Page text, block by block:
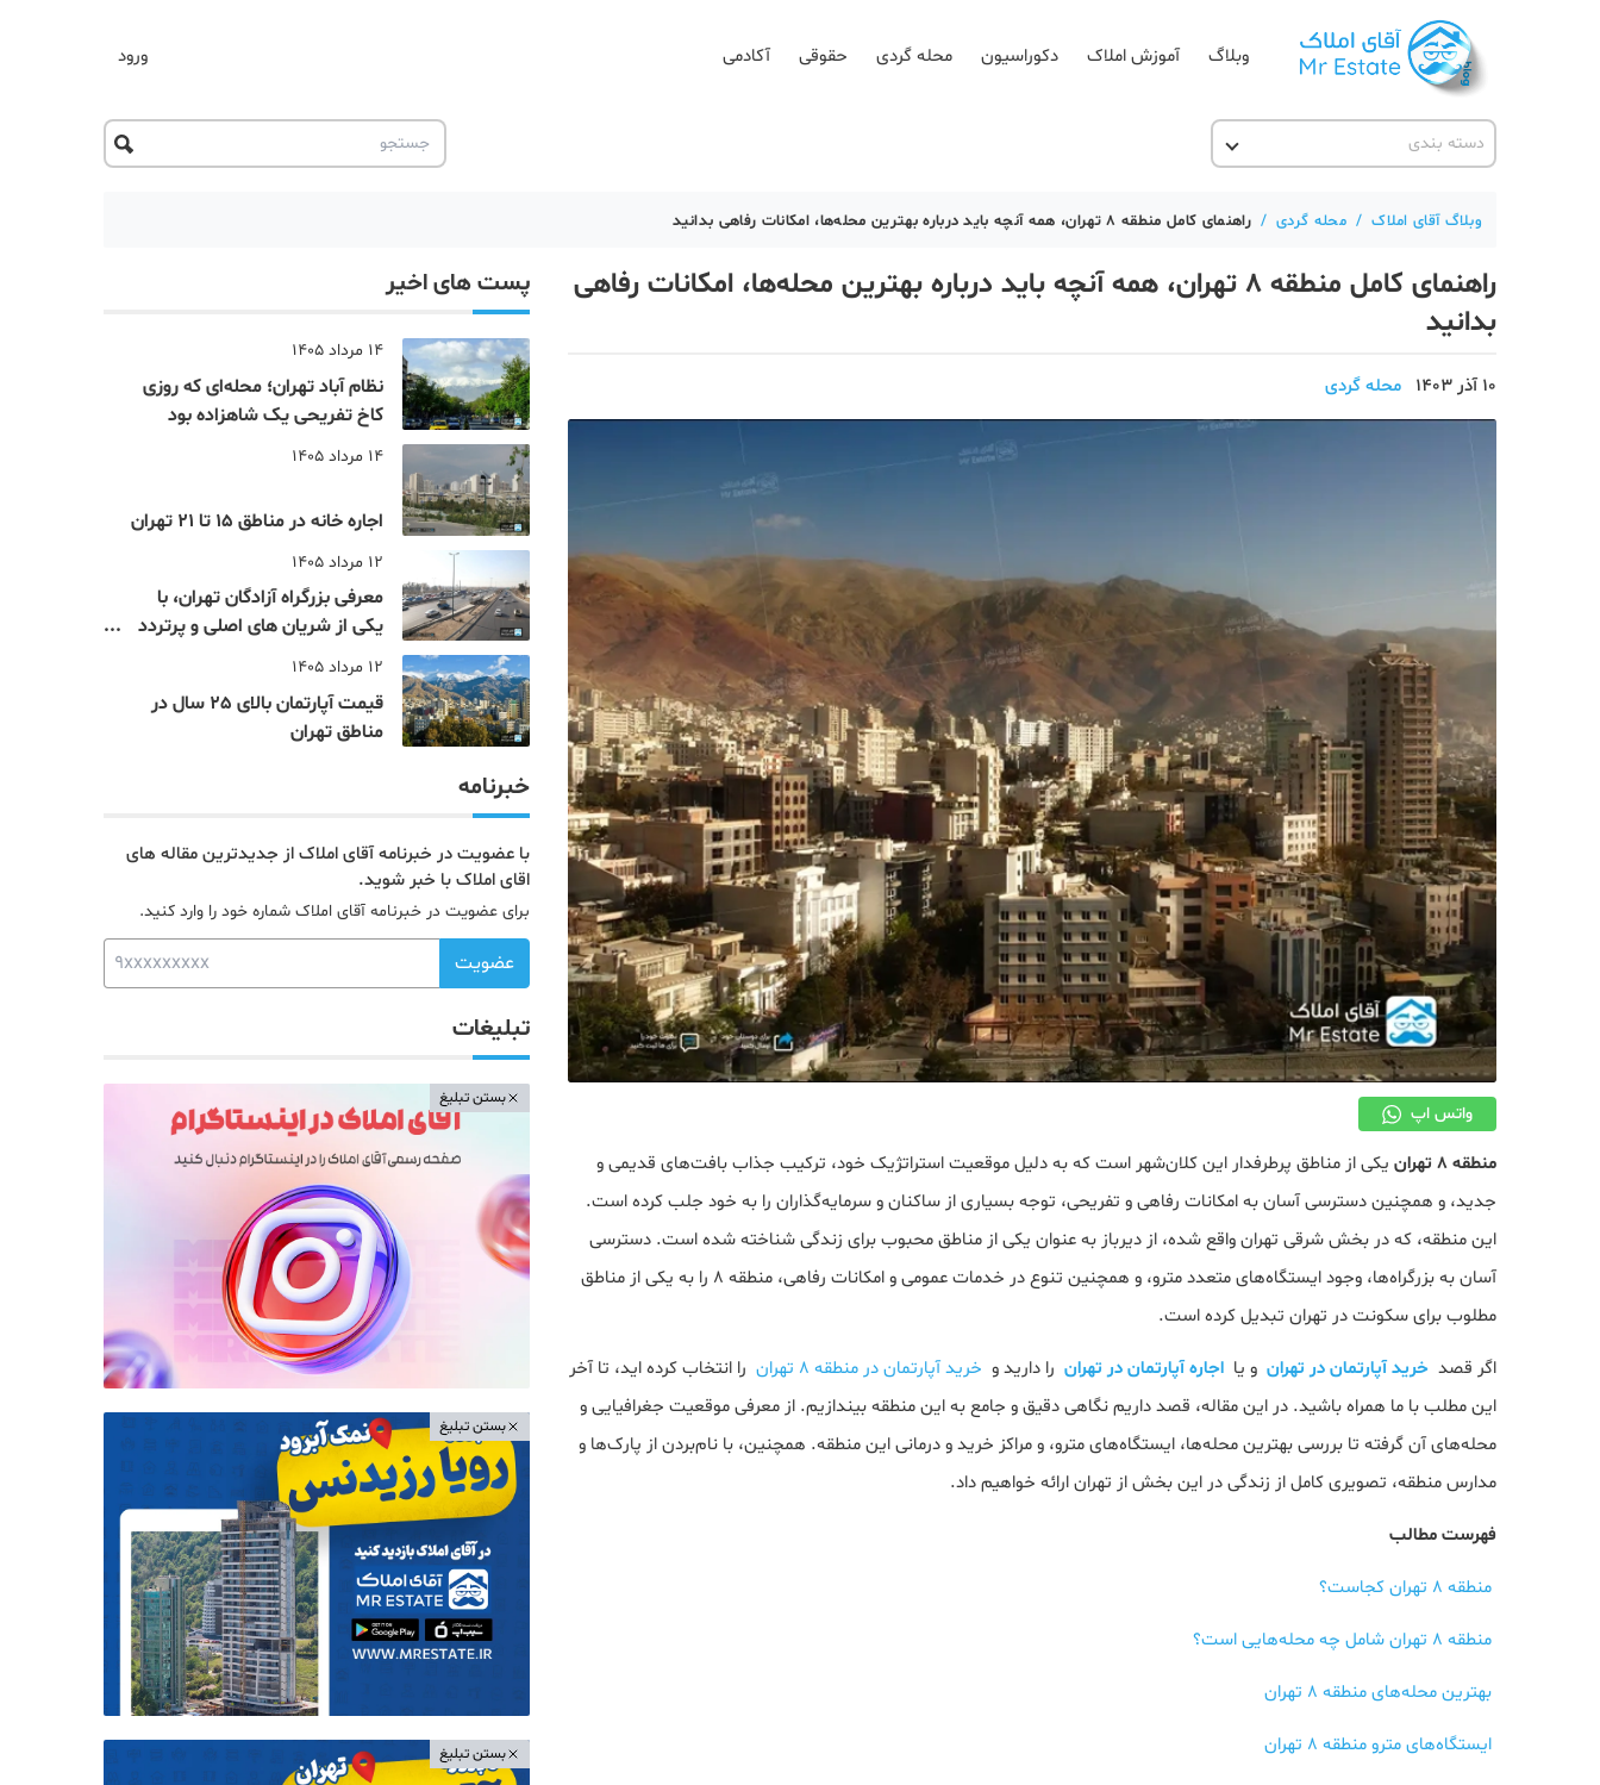
وبلاگ آموزش املاک دکوراسیون محله گردی حقوقی آکادمی ورود
دسته بندی
آقای مشاور املاک
آموزش پلتفرم آقای املاک
اخبار مسکن
تحلیل مسکن
محله گردی
ملکی
همایش و نمایشگاه
وبلاگ آقای املاک / محله گردی / راهنمای کامل منطقه 8 تهران، همه آنچه باید درباره بهترین محله‌ها، امکانات رفاهی بدانید
راهنمای کامل منطقه 8 تهران، همه آنچه باید درباره بهترین محله‌ها، امکانات رفاهی
بدانید
10 آذر 1403 محله گردی
واتس اپ
منطقه 8 تهران
یکی از مناطق پرطرفدار این کلان‌شهر است که به دلیل موقعیت استراتژیک خود، ترکیب جذاب بافت‌های قدیمی و
جدید، و همچنین دسترسی آسان به امکانات رفاهی و تفریحی، توجه بسیاری از ساکنان و سرمایه‌گذاران را به خود جلب کرده است.
این منطقه، که در بخش شرقی تهران واقع شده، از دیرباز به عنوان یکی از مناطق محبوب برای زندگی شناخته شده است. دسترسی
آسان به بزرگراه‌ها، وجود ایستگاه‌های متعدد مترو، و همچنین تنوع در خدمات عمومی و امکانات رفاهی، منطقه 8 را به یکی از مناطق
مطلوب برای سکونت در تهران تبدیل کرده است.
اگر قصد خرید آپارتمان در تهران و یا اجاره آپارتمان در تهران را دارید و خرید آپارتمان در منطقه 8 تهران
را انتخاب کرده اید، تا آخر
این مطلب با ما همراه باشید. در این مقاله، قصد داریم نگاهی دقیق و جامع به این منطقه بیندازیم. از معرفی موقعیت جغرافیایی و
محله‌های آن گرفته تا بررسی بهترین محله‌ها، ایستگاه‌های مترو، و مراکز خرید و درمانی این منطقه. همچنین، با نام‌بردن از پارک‌ها و
مدارس منطقه، تصویری کامل از زندگی در این بخش از تهران ارائه خواهیم داد.
فهرست مطالب
منطقه 8 تهران کجاست؟
منطقه 8 تهران شامل چه محله‌هایی است؟
بهترین محله‌های منطقه 8 تهران
ایستگاه‌های مترو منطقه 8 تهران
پست های اخیر
14 مرداد 1405
نظام‌ آباد تهران؛ محله‌ای که روزی
کاخ تفریحی یک شاهزاده بود
14 مرداد 1405
اجاره خانه در مناطق 15 تا 21 تهران
12 مرداد 1405
معرفی بزرگراه آزادگان تهران، با
یکی از شریان های اصلی و پرتردد
جنوب پایتخت آشنا شوید
12 مرداد 1405
قیمت آپارتمان بالای 25 سال در
مناطق تهران
خبرنامه
با عضویت در خبرنامه آقای املاک از جدیدترین مقاله های
اقای املاک با خبر شوید.
برای عضویت در خبرنامه آقای املاک شماره خود را وارد کنید.
عضویت
تبلیغات
بستن تبلیغ
بستن تبلیغ
بستن تبلیغ